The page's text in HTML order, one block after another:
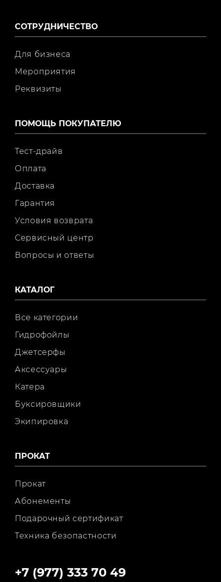
СОТРУДНИЧЕСТВО
Для бизнеса
Мероприятия
Реквизиты
ПОМОЩЬ ПОКУПАТЕЛЮ
Тест-драйв
Оплата
Доставка
Гарантия
Условия возврата
Сервисный центр
Вопросы и ответы
КАТАЛОГ
Все категории
Гидрофойлы
Джетсерфы
Аксессуары
Катера
Буксировщики
Экипировка
ПРОКАТ
Прокат
Абонементы
Подарочный сертификат
Техника безопастности
+7 (977) 333 70 49